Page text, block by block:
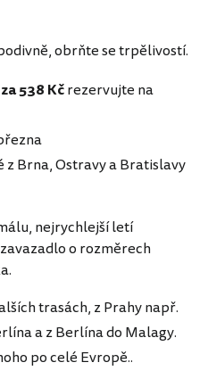
obrňte se trpělivostí.
538 Kčrezervujte na
z Brna, Ostravy a Bratislavy
nejrychlejší letí
o rozměrech
trasách, z Prahy např.
a z Berlína do Malagy.
po celé Evropě..